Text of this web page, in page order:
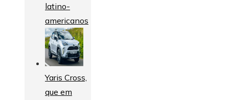
latino-
americanos
Yaris Cross,
que em